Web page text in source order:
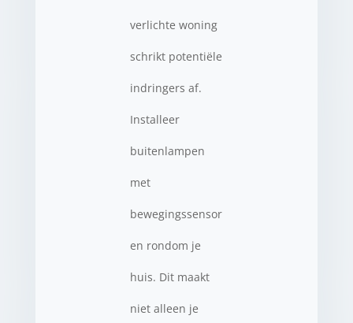
verlichte woning
schrikt potentiële
indringers af.
Installeer
buitenlampen
met
bewegingssensor
en rondom je
huis. Dit maakt
niet alleen je